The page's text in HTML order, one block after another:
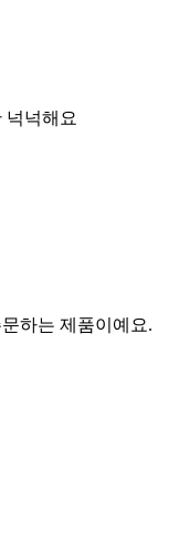
넉넉해요
하는 제품이예요.